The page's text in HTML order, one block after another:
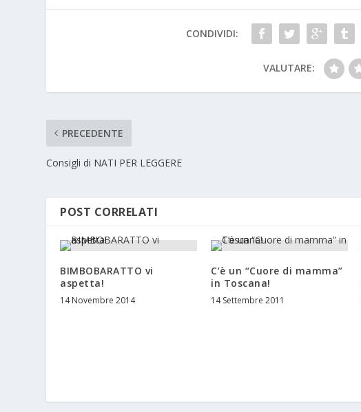
CONDIVIDI:
VALUTARE:
PRECEDENTE
Consigli di NATI PER LEGGERE
POST CORRELATI
BIMBOBARATTO vi
aspetta!
14 Novembre 2014
C’è un “Cuore di mamma”
in Toscana!
14 Settembre 2011